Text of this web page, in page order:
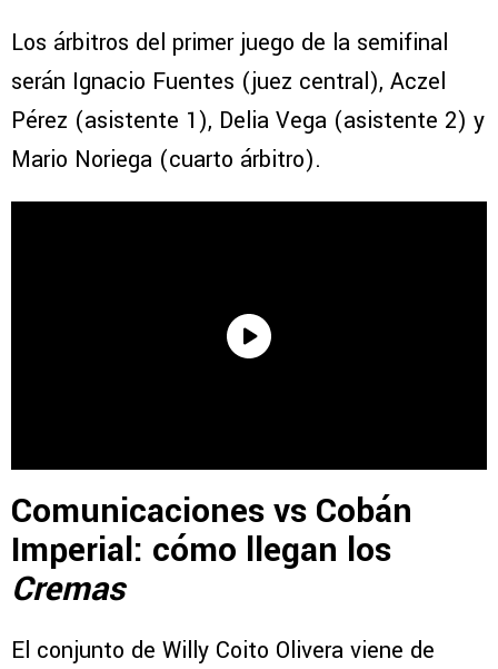
Los árbitros del primer juego de la semifinal
serán Ignacio Fuentes (juez central), Aczel
Pérez (asistente 1), Delia Vega (asistente 2) y
Mario Noriega (cuarto árbitro).
Comunicaciones vs Cobán
Imperial: cómo llegan los
Cremas
El conjunto de Willy Coito Olivera viene de